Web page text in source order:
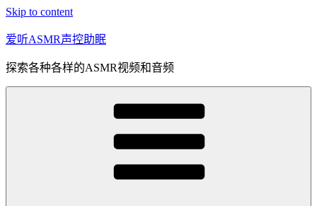
Skip to content
爱听ASMR声控助眠
探索各种各样的ASMR视频和音频